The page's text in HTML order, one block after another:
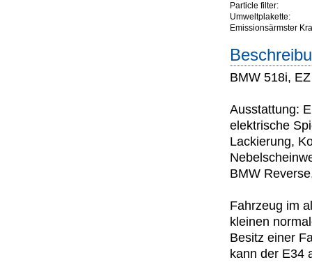
Particle filter:
Umweltplakette:
Emissionsärmster
BMW 518i,
Ausstattung:
elektrische
Lackierung,
BMW
Fahrzeug im
kleinen
Besitz einer
kann der E34